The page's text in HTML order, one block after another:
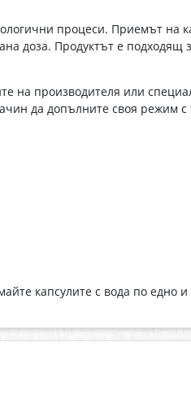
процеси. Приемът на
доза. Продуктът е подходящ
на производителя или
да допълните своя режим
капсулите с вода по едно